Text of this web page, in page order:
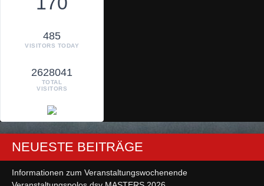
485
VISITORS TODAY
2628041
TOTAL
VISITORS
NEUESTE BEITRÄGE
Informationen zum Veranstaltungswochenende